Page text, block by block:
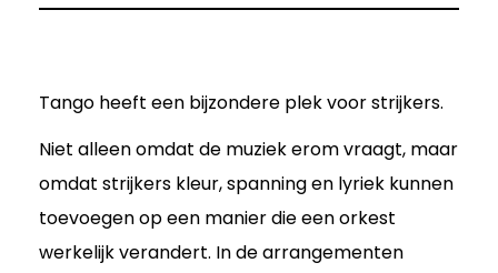
Tango heeft een bijzondere plek voor strijkers.
Niet alleen omdat de muziek erom vraagt, maar
omdat strijkers kleur, spanning en lyriek kunnen
toevoegen op een manier die een orkest
werkelijk verandert. In de arrangementen